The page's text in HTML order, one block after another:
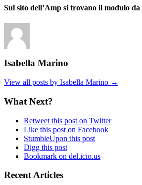
Sul sito dell’Amp si trovano il modulo
Isabella Marino
View all posts by Isabella Marino →
What Next?
Retweet this post on Twitter
Like this post on Facebook
StumbleUpon this post
Digg this post
Bookmark on del.icio.us
Recent Articles